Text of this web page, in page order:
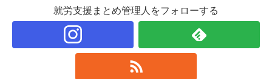
就労支援まとめ管理人をフォローする